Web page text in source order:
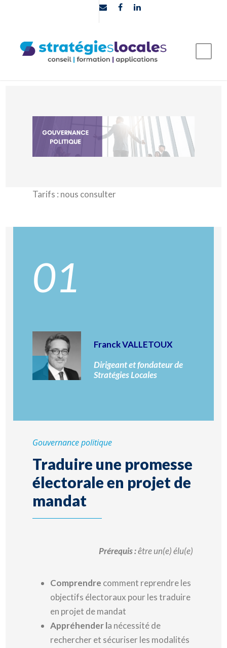
Tarifs : nous consulter
01
Franck VALLETOUX
Dirigeant et fondateur de
Stratégies Locales
Gouvernance politique
Traduire une promesse
électorale en projet de
mandat
Prérequis :être un(e) élu(e)
Comprendre comment reprendre les
objectifs électoraux pour les traduire
en projet de mandat
Appréhender la nécessité de
rechercher et sécuriser les modalités